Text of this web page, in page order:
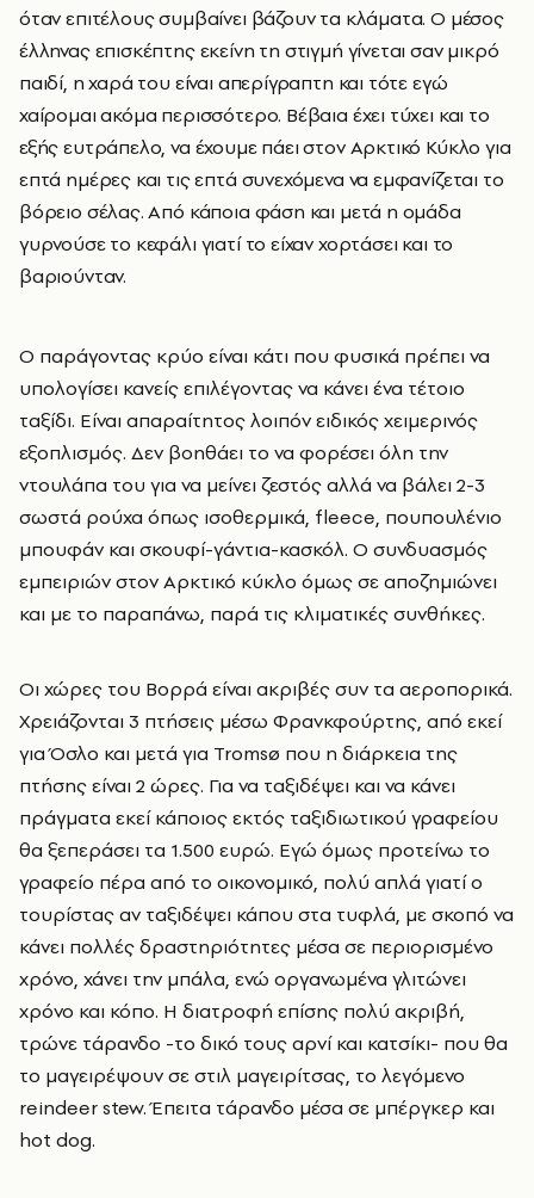
όταν επιτέλους συμβαίνει βάζουν τα κλάματα. Ο μέσος
έλληνας επισκέπτης εκείνη τη στιγμή γίνεται σαν μικρό
παιδί, η χαρά του είναι απερίγραπτη και τότε εγώ
χαίρομαι ακόμα περισσότερο. Bέβαια έχει τύχει και το
εξής ευτράπελο, να έχουμε πάει στον Αρκτικό Κύκλο για
επτά ημέρες και τις επτά συνεχόμενα να εμφανίζεται το
βόρειο σέλας. Από κάποια φάση και μετά η ομάδα
γυρνούσε το κεφάλι γιατί το είχαν χορτάσει και το
βαριούνταν.
Ο παράγοντας κρύο είναι κάτι που φυσικά πρέπει να
υπολογίσει κανείς επιλέγοντας να κάνει ένα τέτοιο
ταξίδι. Είναι απαραίτητος λοιπόν ειδικός χειμερινός
εξοπλισμός. Δεν βοηθάει το να φορέσει όλη την
ντουλάπα του για να μείνει ζεστός αλλά να βάλει 2-3
σωστά ρούχα όπως ισοθερμικά, fleece, πουπουλένιο
μπουφάν και σκουφί-γάντια-κασκόλ. Ο συνδυασμός
εμπειριών στον Αρκτικό κύκλο όμως σε αποζημιώνει
και με το παραπάνω, παρά τις κλιματικές συνθήκες.
Οι χώρες του Βορρά είναι ακριβές συν τα αεροπορικά.
Χρειάζονται 3 πτήσεις μέσω Φρανκφούρτης, από εκεί
για Όσλο και μετά για Tromsø που η διάρκεια της
πτήσης είναι 2 ώρες. Για να ταξιδέψει και να κάνει
πράγματα εκεί κάποιος εκτός ταξιδιωτικού γραφείου
θα ξεπεράσει τα 1.500 ευρώ. Εγώ όμως προτείνω το
γραφείο πέρα από το οικονομικό, πολύ απλά γιατί ο
τουρίστας αν ταξιδέψει κάπου στα τυφλά, με σκοπό να
κάνει πολλές δραστηριότητες μέσα σε περιορισμένο
χρόνο, χάνει την μπάλα, ενώ οργανωμένα γλιτώνει
χρόνο και κόπο. Η διατροφή επίσης πολύ ακριβή,
τρώνε τάρανδο -το δικό τους αρνί και κατσίκι- που θα
το μαγειρέψουν σε στιλ μαγειρίτσας, το λεγόμενο
reindeer stew. Έπειτα τάρανδο μέσα σε μπέργκερ και
hot dog.